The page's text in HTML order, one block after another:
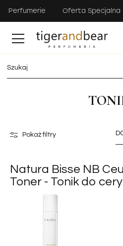
Perfumerie Oferta Specjalna
Pokaż filtry
Natura Bisse NB
Toner - Tonik do